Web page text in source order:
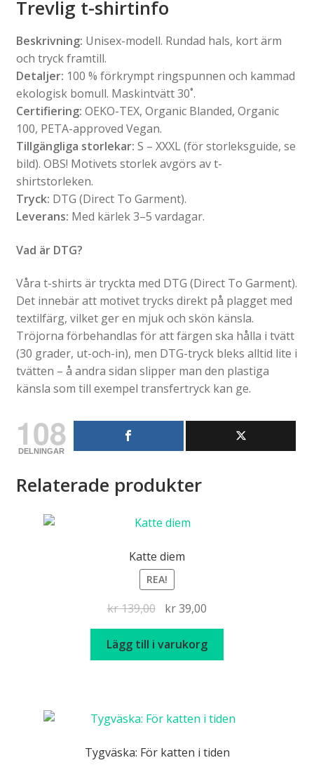
Trevlig t-shirtinfo
Beskrivning: Unisex-modell. Rundad hals, kort ärm
och tryck framtill.
Detaljer: 100 % förkrympt ringspunnen och kammad
ekologisk bomull. Maskintvätt 30˚.
Certifiering: OEKO-TEX, Organic Blanded, Organic
100, PETA-approved Vegan.
Tillgängliga storlekar: S – XXXL (för storleksguide, se
bild). OBS! Motivets storlek avgörs av t-
shirtstorleken.
Tryck: DTG (Direct To Garment).
Leverans: Med kärlek 3–5 vardagar.
Vad är DTG?
Våra t-shirts är tryckta med DTG (Direct To Garment).
Det innebär att motivet trycks direkt på plagget med
textilfärg, vilket ger en mjuk och skön känsla.
Tröjorna förbehandlas för att färgen ska hålla i tvätt
(30 grader, ut-och-in), men DTG-tryck bleks alltid lite i
tvätten – å andra sidan slipper man den plastiga
känsla som till exempel transfertryck kan ge.
108
DELNINGAR
Relaterade produkter
Katte diem
REA!
kr139,00
Det
ursprungliga
priset
var:
kr39,00
nuvarande
priset
är:
Lägg till i varukorg
Tygväska: För katten i tiden